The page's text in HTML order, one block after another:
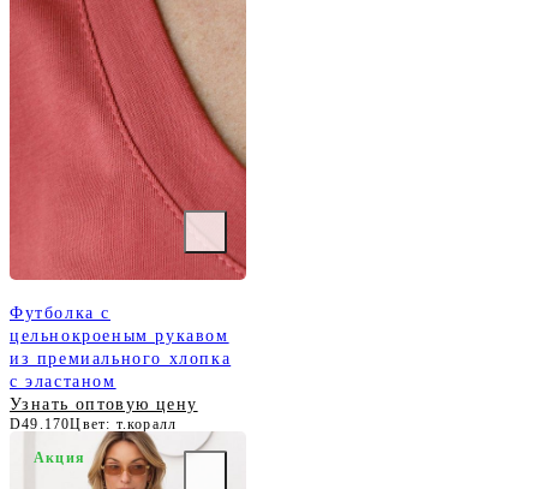
Футболка с
цельнокроеным рукавом
из премиального хлопка
с эластаном
Узнать оптовую цену
D49.170Цвет: т.коралл
Акция